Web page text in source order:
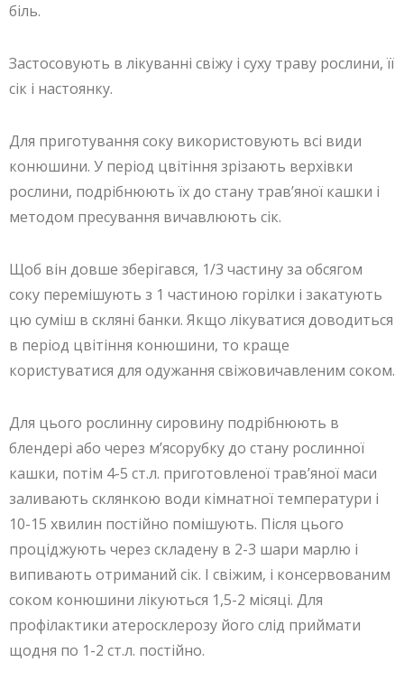
біль.
Застосовують в лікуванні свіжу і суху траву рослини, її
сік і настоянку.
Для приготування соку використовують всі види
конюшини. У період цвітіння зрізають верхівки
рослини, подрібнюють їх до стану трав’яної кашки і
методом пресування вичавлюють сік.
Щоб він довше зберігався, 1/3 частину за обсягом
соку перемішують з 1 частиною горілки і закатують
цю суміш в скляні банки. Якщо лікуватися доводиться
в період цвітіння конюшини, то краще
користуватися для одужання свіжовичавленим соком.
Для цього рослинну сировину подрібнюють в
блендері або через м’ясорубку до стану рослинної
кашки, потім 4-5 ст.л. приготовленої трав’яної маси
заливають склянкою води кімнатної температури і
10-15 хвилин постійно помішують. Після цього
проціджують через складену в 2-3 шари марлю і
випивають отриманий сік. І свіжим, і консервованим
соком конюшини лікуються 1,5-2 місяці. Для
профілактики атеросклерозу його слід приймати
щодня по 1-2 ст.л. постійно.